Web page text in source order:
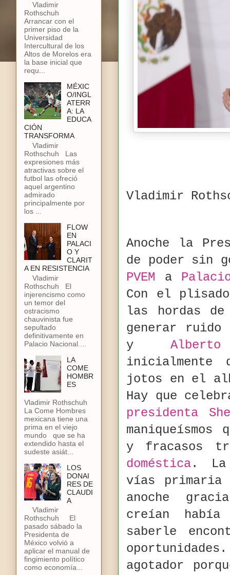
Vladimir
Anoche la
de poder sin
PVEM a
Con el
las hordas de
generar
y
jotos en el
Hay que
presidenta
y fracasos
doméstica.
vías primaria
anoche
creían
saberle
agotador
Vladimir
Rothschuh
Arrancar con el
primer piso de la
Universidad
Intercultural de los
Altos de Morelos era
la base inicial que
requ...
MÉXIC
O/INGL
ATERR
A: LA
EDUCA
CIÓN
TRANSFORMA
Vladimir
Rothschuh Las
expresiones más
atractivas sobre el
futbol las ofreció
aquel argentino
admirado
principalmente por
los ...
FLOW
EN
PALACI
O Y
CLARIT
A EN RESISTENCIA
Vladimir
Rothschuh El
injerencismo como
un temor del
ostracismo
chauvinista fue
sepultado
definitivamente en
Palacio Nacional....
LA
COME
HOMBR
ES
Vladimir Rothschuh
La Come Hombres
mexicana tiene una
prima en el viejo
mundo que se ha
extendido hasta el
sudeste asiát...
LOS
DONAI
RES DE
CLAUDI
A
Vladimir
Rothschuh El
pasado sábado la
Presidenta de
México volvió a
aplicar el manual de
fingimiento político
como economía...